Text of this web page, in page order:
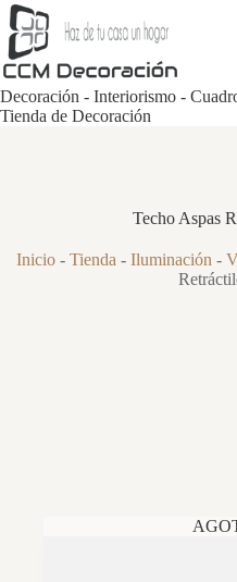
Saltar
al
contenido
Decoración - Interiorismo -
Tienda de Decoración
Techo Aspas
Inicio- Tienda - Iluminación -